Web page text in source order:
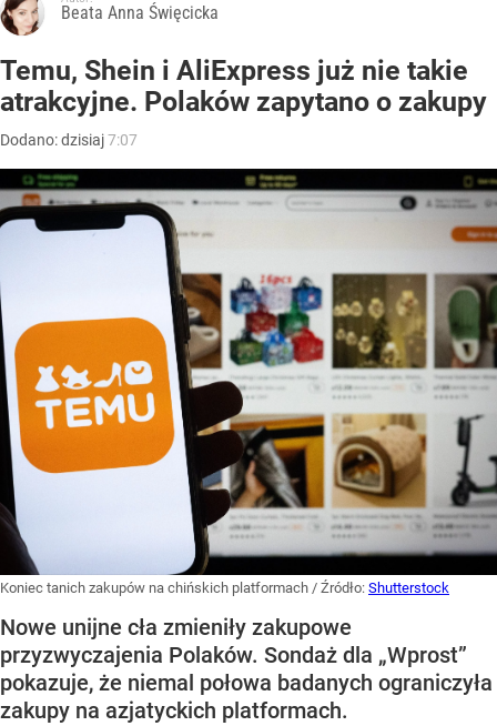
Beata Anna Święcicka
Temu, Shein i AliExpress już nie takie
atrakcyjne. Polaków zapytano o zakupy
Dodano:dzisiaj7:07
Koniec tanich zakupów na chińskich platformach / Źródło: Shutterstock
Nowe unijne cła zmieniły zakupowe
przyzwyczajenia Polaków. Sondaż dla „Wprost”
pokazuje, że niemal połowa badanych ograniczyła
zakupy na azjatyckich platformach.